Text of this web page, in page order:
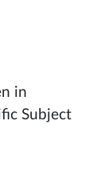
in
Subject